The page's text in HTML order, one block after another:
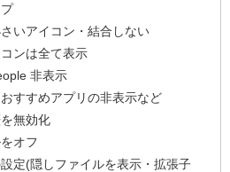
いアイコン・結合しない
ンは全て表示
非表示
すすめアプリの非表示など
無効化
オフ
定(隠しファイルを表示・拡張子